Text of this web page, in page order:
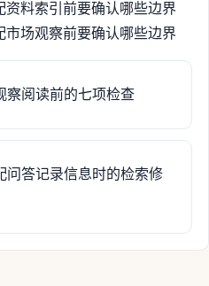
资料索引前要确认哪些边界
市场观察前要确认哪些边界
察阅读前的七项检查
问答记录信息时的检索修